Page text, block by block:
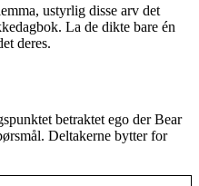
ustyrlig disse arv det
La de dikte bare én
deres.
betraktet ego der Bear
Deltakerne bytter for